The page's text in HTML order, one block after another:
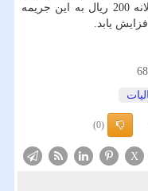
است طی سال آینده و تا سال 2020 سالانه 200 ریال به این جریمه
(0)
X